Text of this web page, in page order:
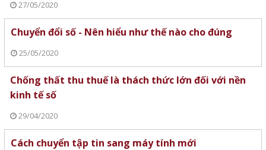
27/05/2020
Chuyển đổi số - Nên hiểu như thế nào cho đúng
25/05/2020
Chống thất thu thuế là thách thức lớn đối với nền
kinh tế số
29/04/2020
Cách chuyển tập tin sang máy tính mới